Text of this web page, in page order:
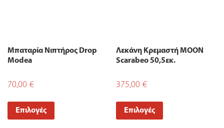
Μπαταρία Νιπτήρος Drop
Modea
70,00 €
Επιλογές
Λεκάνη Κρεμαστή MOON
Scarabeo 50,5εκ.
375,00 €
Επιλογές